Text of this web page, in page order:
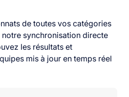
de toutes vos catégories
synchronisation directe
les résultats et
mis à jour en temps réel